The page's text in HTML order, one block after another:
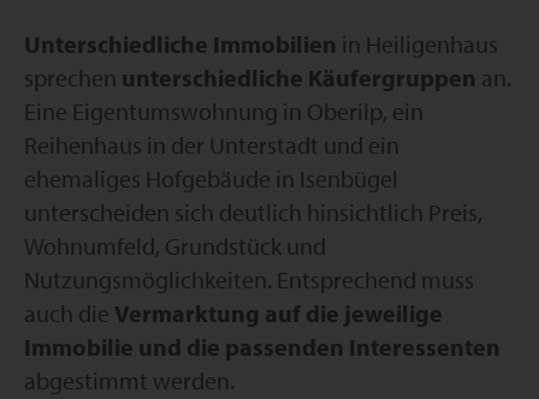
Unterschiedliche Immobilien in Heiligenhaus
sprechen unterschiedliche Käufergruppen an.
Eine Eigentumswohnung in Oberilp, ein
Reihenhaus in der Unterstadt und ein
ehemaliges Hofgebäude in Isenbügel
unterscheiden sich deutlich hinsichtlich Preis,
Wohnumfeld, Grundstück und
Nutzungsmöglichkeiten. Entsprechend muss
auch die Vermarktung auf die jeweilige
Immobilie und die passenden Interessenten
abgestimmt werden.